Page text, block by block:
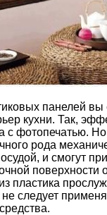
панелей вы
кухни. Так,
с фотопечатью.
рода
и смогут
поверхности
пластика
следует